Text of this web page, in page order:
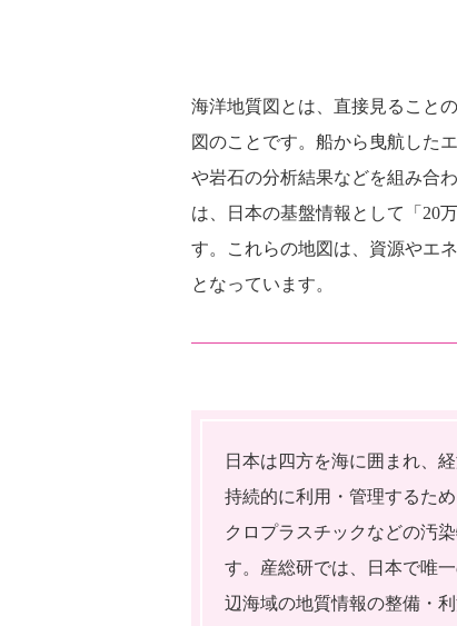
海洋地質図とは、直接見ること
図のことです。船から曳航した
や岩石の分析結果などを組み合
は、日本の基盤情報として「20
す。これらの地図は、資源やエ
となっています。
日本は四方を海に囲まれ、
持続的に利用・管理するた
クロプラスチックなどの汚
す。産総研では、日本で唯
辺海域の地質情報の整備・